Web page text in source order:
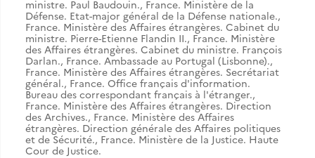
ministre. Paul Baudouin., France. Ministère de la
Défense. Etat-major général de la Défense nationale.,
France. Ministère des Affaires étrangères. Cabinet du
ministre. Pierre-Etienne Flandin II., France. Ministère
des Affaires étrangères. Cabinet du ministre. François
Darlan., France. Ambassade au Portugal (Lisbonne).,
France. Ministère des Affaires étrangères. Secrétariat
général., France. Office français d'information.
Bureau des correspondant français à l'étranger.,
France. Ministère des Affaires étrangères. Direction
des Archives., France. Ministère des Affaires
étrangères. Direction générale des Affaires politiques
et de Sécurité., France. Ministère de la Justice. Haute
Cour de Justice.